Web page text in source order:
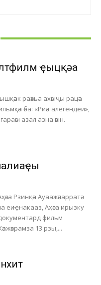
ҿыцқәа
раәхьа ахәыҷы рацәа
әба: «Риәа алегендеи»,
азал азна әәын.
Рзинқәа Ауаажәларратә
еиҿнакааз, Аҳәса ирызку
фильм
13 рзы,...